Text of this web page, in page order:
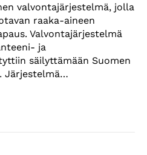
valvontajärjestelmä, jolla
raaka-aineen
Valvontajärjestelmä
ja
säilyttämään Suomen
Järjestelmä…